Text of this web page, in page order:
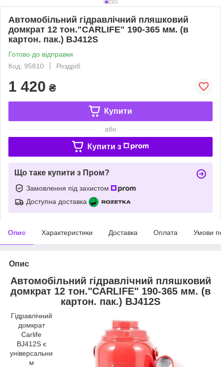
Автомобільний гідравлічний пляшковий
домкрат 12 тон."CARLIFE" 190-365 мм. (в
картон. пак.) BJ412S
Готово до відправки
Код: 95810
Роздріб
1 420 ₴
Купити
або
Купити з
Що таке купити з Пром?
Замовлення під захистом
Доступна доставка
Опис Характеристики Доставка Оплата Умови
Опис
Автомобільний гідравлічний пляшковий
домкрат 12 тон."CARLIFE" 190-365 мм. (в
картон. пак.) BJ412S
Гідравлічний
домкрат
Carlife
BJ412S є
універсальни
м